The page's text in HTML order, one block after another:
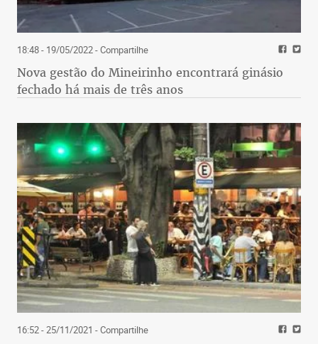
18:48 - 19/05/2022- Compartilhe
Nova gestão do Mineirinho encontrará ginásio
fechado há mais de três anos
16:52 - 25/11/2021 - Compartilhe